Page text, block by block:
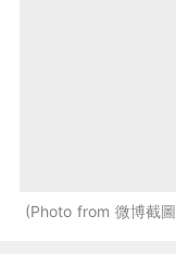
Photo from 微博截圖